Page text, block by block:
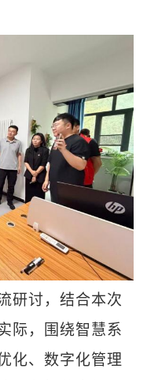
研讨，结合本次
际，围绕智慧系
化、数字化管理